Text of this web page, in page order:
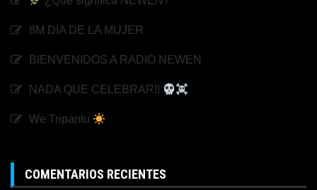
8M DÍA DE LA MUJER
BIENVENIDOS A RADIO NEWEN
NADA QUE CELEBRAR!!
We Tripantu
COMENTARIOS RECIENTES